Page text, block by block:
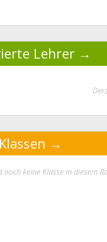
Lehrer
noch keine Klasse in diesem